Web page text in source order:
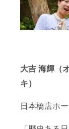
大吉 海輝（
キ）
日本橋店ホ